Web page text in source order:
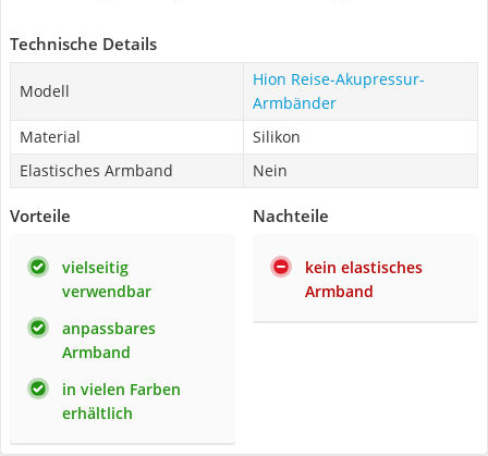
Technische Details
Modell
Hion Reise-Akupressur-
Armbänder
Material
Silikon
Elastisches Armband
Nein
Vorteile
vielseitig
verwendbar
anpassbares
Armband
in vielen Farben
erhältlich
Nachteile
kein elastisches
Armband